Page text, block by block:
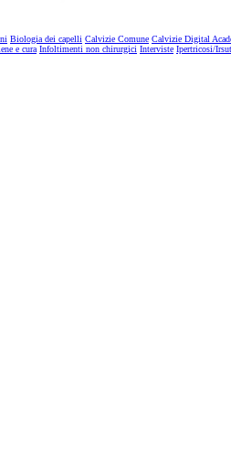
Biologia dei capelli Calvizie Comune Calvizie Digital
e cura Infoltimenti non chirurgici Interviste Ipertricosi/